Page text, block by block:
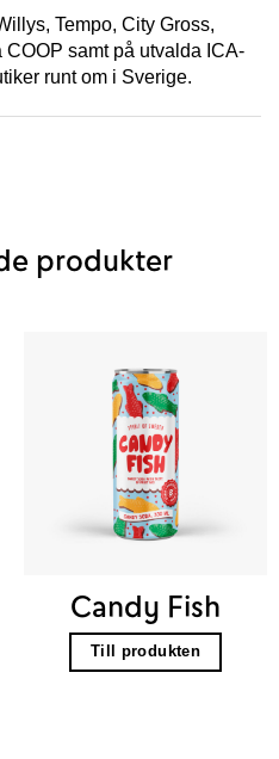
Tempo, City Gross,
COOP samt på utvalda ICA-
runt om i Sverige.
produkter
Candy Fish
Till produkten